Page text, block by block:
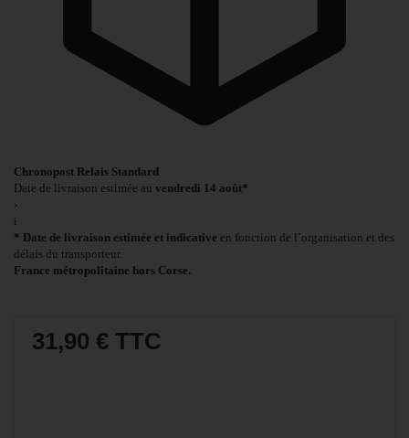
Chronopost Relais Standard
Date de livraison estimée au vendredi 14 août*
›
i
* Date de livraison estimée et indicative en fonction de l’organisation et des
délais du transporteur.
France métropolitaine hors Corse.
31,90 € TTC